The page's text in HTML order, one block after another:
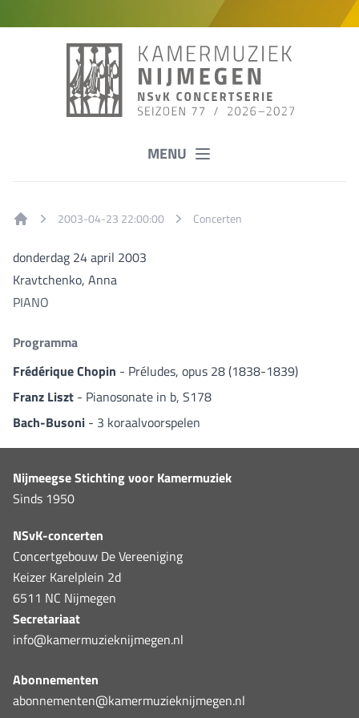
MENU
2003-04-23 22:00:00 Concerten
donderdag 24 april 2003
Kravtchenko, Anna
PIANO
Programma
Frédérique Chopin - Préludes, opus 28 (1838-1839)
Franz Liszt - Pianosonate in b, S178
Bach-Busoni - 3 koraalvoorspelen
Nijmeegse Stichting voor Kamermuziek
Sinds 1950
NSvK-concerten
Concertgebouw De Vereeniging
Keizer Karelplein 2d
6511 NC Nijmegen
Secretariaat
info@kamermuzieknijmegen.nl
Abonnementen
abonnementen@kamermuzieknijmegen.nl